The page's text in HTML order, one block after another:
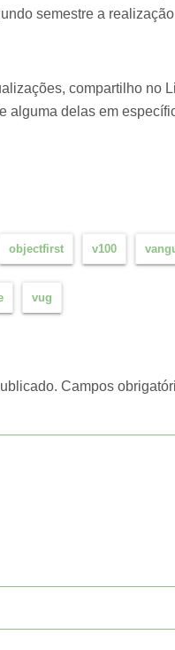
semestre a
compartilho no
alguma delas em
objectfirst v100
vug
Campos